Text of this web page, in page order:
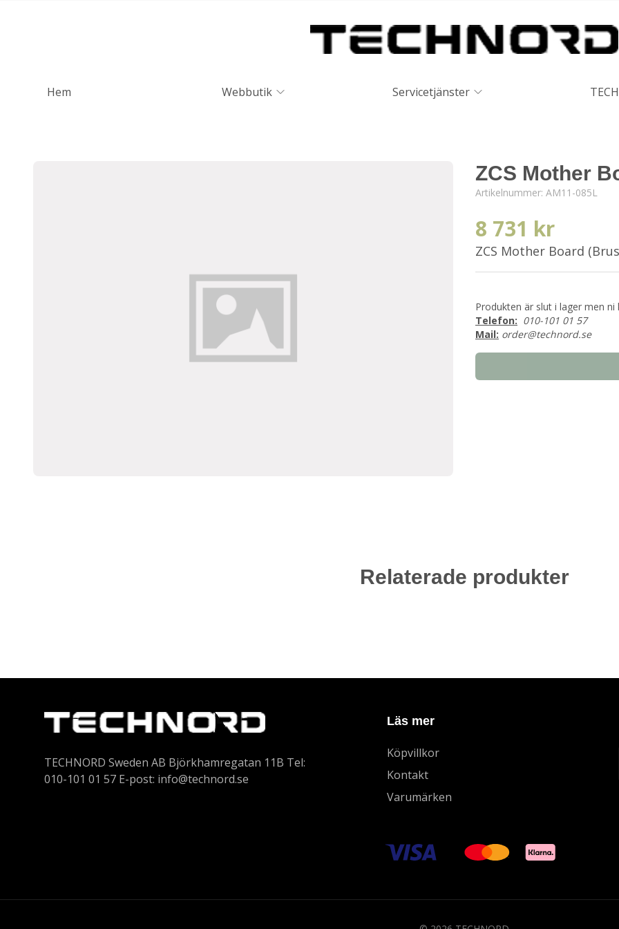
Hem Webbutik Servicetjänster
ZCS Mother
Artikelnummer: AM11-085L
8 731 kr
ZCS Mother Board
Produkten är slut i lager men
Telefon: 010-101 01 57
Mail: order@technord.se
Relaterade produkter
TECHNORD Sweden AB Björkhamregatan 11B Tel:
010-101 01 57 E-post: info@technord.se
Läs mer
Köpvillkor
Kontakt
Varumärken